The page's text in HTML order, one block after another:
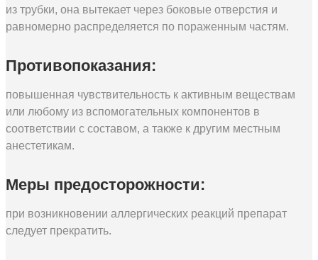
из трубки, она вытекает через боковые отверстия и
равномерно распределяется по пораженным частям.
Противопоказания:
повышенная чувствительность к активным веществам
или любому из вспомогательных компонентов в
соответствии с составом, а также к другим местным
анестетикам.
Меры предосторожности:
при возникновении аллергических реакций препарат
следует прекратить.